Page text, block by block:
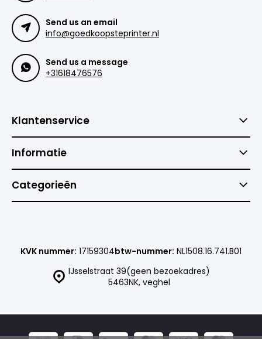
Send us an email
info@goedkoopsteprinter.nl
Send us a message
+31618476576
Klantenservice
Informatie
Categorieën
IJsselstraat 39(geen bezoekadres)
5463NK, veghel
KVK nummer: 17159304btw-nummer: NL1508.16.741.B01